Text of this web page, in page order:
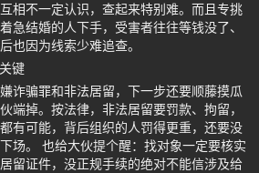
相不一定认识，查起来特别难。而且专挑
急结婚的人下手，受害者往往等钱没了、
也因为线索少难追查。
键
诈骗罪和非法居留，下一步还要顺藤摸瓜
端掉。按法律，非法居留要罚款、拘留，
有可能，背后组织的人罚得更重，还要没
场。 也给大伙提个醒：找对象一定要核实
留证件，没正规手续的绝对不能信涉及给